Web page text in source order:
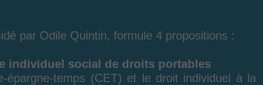
par Odile Quintin, formule 4 propositions :
individuel social de droits portables
épargne-temps (CET) et le droit individuel à la